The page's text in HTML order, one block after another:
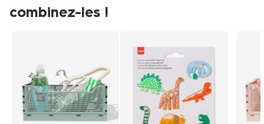
combinez-les !